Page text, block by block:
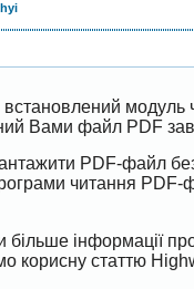
модуль
Вами файл PDF
PDF-файл
читання
інформації
корисну статтю